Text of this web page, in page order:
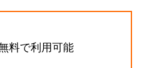
料で利用可能